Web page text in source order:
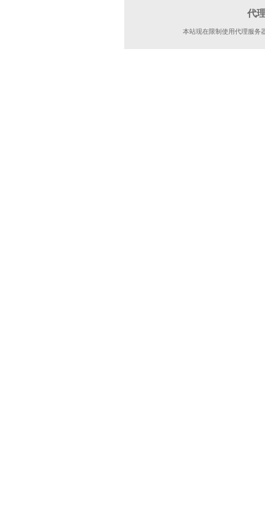
代
本站现在限制使用代理服务